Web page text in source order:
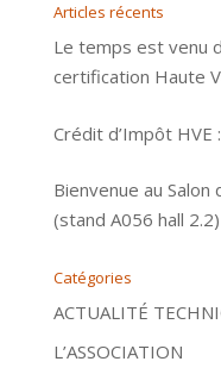
Articles récents
Le temps est venu
certification Haute
Crédit d’Impôt
Bienvenue au Salon
(stand A056 hall 2.2)
Catégories
ACTUALITÉ
L’ASSOCIATION